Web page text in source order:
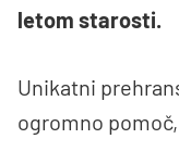
letom starosti.
Unikatni
ogromno